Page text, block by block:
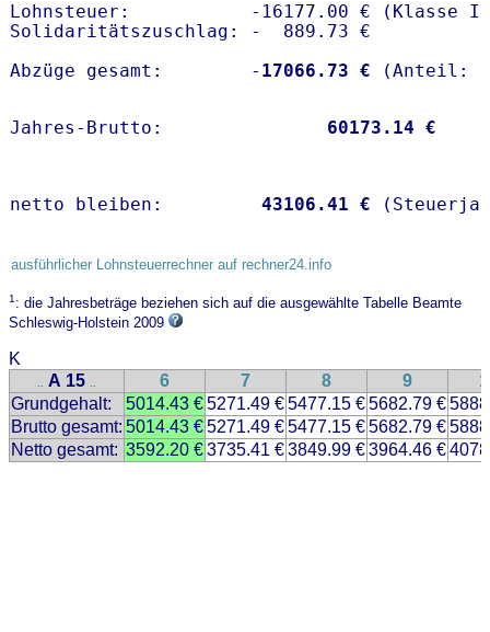
Lohnsteuer:           -16177.00 € (Klasse I)
Solidaritätszuschlag: -  889.73 €
Abzüge gesamt:        - 17066.73 €
Jahres-Brutto: 60173.14 €
netto bleiben: 43106.41 €
ausführlicher Lohnsteuerrechner auf rechner24.info
1: die Jahresbeträge beziehen sich auf die ausgewählte Tabelle Beamte
Schleswig-Holstein 2009
K
.. A 15 .. 6 7 8 9
Grundgehalt:
5014.43 €5271.49 €5477.15 €5682.79 €
Brutto gesamt: 5014.43 €5271.49 €5477.15 €5682.79 €
Netto gesamt: 3592.20 €3735.41 €3849.99 €3964.46 €